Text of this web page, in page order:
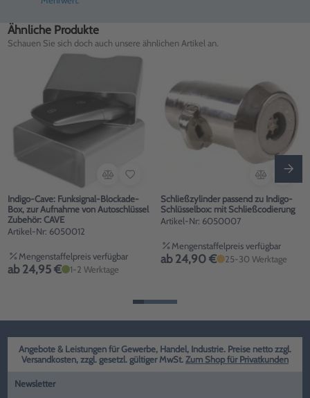
Ähnliche Produkte
Schauen Sie sich doch auch unsere ähnlichen Artikel an.
Indigo-Cave: Funksignal-Blockade-
Box, zur Aufnahme von Autoschlüssel
Zubehör: CAVE
Artikel-Nr: 6050012
Mengenstaffelpreis verfügbar
ab 24,95 € 1-2 Werktage
Schließzylinder passend zu Indigo-
Schlüsselbox: mit Schließcodierung
Artikel-Nr: 6050007
Mengenstaffelpreis verfügbar
ab 24,90 € 25-30 Werktage
Angebote & Leistungen für Gewerbe, Handel, Industrie. Preise netto zzgl.
Versandkosten, zzgl. gesetzl. gültiger MwSt. Zum Shop für Privatkunden
Newsletter